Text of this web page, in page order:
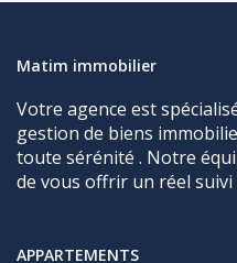
Matim immobilier
Votre agence est
gestion de biens
toute sérénité . Notre
de vous offrir un réel
APPARTEMENTS